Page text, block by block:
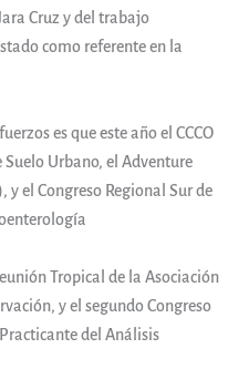
Cruz y del trabajo
como referente en la
es que este año el CCCO
Urbano, el Adventure
el Congreso Regional Sur de
Tropical de la Asociación
y el segundo Congreso
del Análisis